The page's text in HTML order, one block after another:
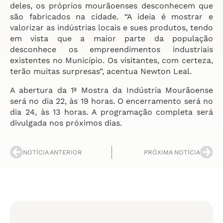
deles, os próprios mourãoenses desconhecem que
são fabricados na cidade. “A ideia é mostrar e
valorizar as indústrias locais e sues produtos, tendo
em vista que a maior parte da população
desconhece os empreendimentos industriais
existentes no Município. Os visitantes, com certeza,
terão muitas surpresas”, acentua Newton Leal.
A abertura da 1ª Mostra da Indústria Mourãoense
será no dia 22, às 19 horas. O encerramento será no
dia 24, às 13 horas. A programação completa será
divulgada nos próximos dias.
NOTÍCIA ANTERIOR PRÓXIMA NOTÍCIA